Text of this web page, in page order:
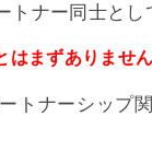
ナー同士とし
まずありません
トナーシップ